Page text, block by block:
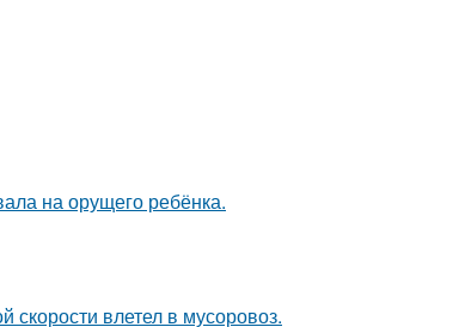
на орущего ребёнка.
влетел в мусоровоз.